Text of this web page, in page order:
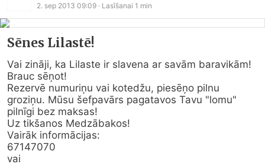
2. sep 2013 09:09 · Lasīšanai 1 min
Sēnes Lilastē!
Vai zināji, ka Lilaste ir slavena ar savām baravikām!
Brauc sēņot!
Rezervē numuriņu vai kotedžu, piesēņo pilnu
groziņu. Mūsu šefpavārs pagatavos Tavu "lomu"
pilnīgi bez maksas!
Uz tikšanos Medzābakos!
Vairāk informācijas:
67147070
vai